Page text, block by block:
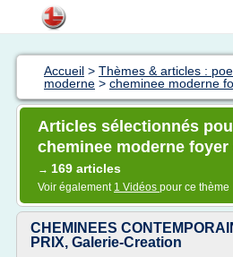
Accueil > Thèmes & articles :
moderne > cheminee moderne
Articles sélectionnés
cheminee moderne
→ 169 articles
Voir également 1 Vidéos pour ce thème
CHEMINEES
PRIX, Galerie-Creation